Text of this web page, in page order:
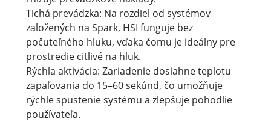
Tichá prevádzka: Na rozdiel od systémov
založených na Spark, HSI funguje bez
počuteľného hluku, vďaka čomu je ideálny pre
prostredie citlivé na hluk.
Rýchla aktivácia: Zariadenie dosiahne teplotu
zapaľovania do 15–60 sekúnd, čo umožňuje
rýchle spustenie systému a zlepšuje pohodlie
používateľa.